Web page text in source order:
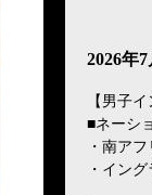
2026年7
【男子
■ネーシ
・南ア
・イン